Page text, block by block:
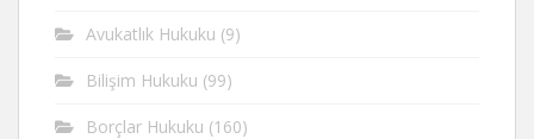
Avukatlık Hukuku (9)
Bilişim Hukuku (99)
Borçlar Hukuku (160)